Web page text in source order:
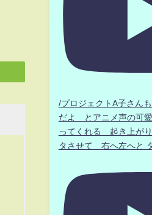
/プロジェクトA子さ
だよ とアニメ声の可
ってくれる 起き上が
タさせて 右へ左へと